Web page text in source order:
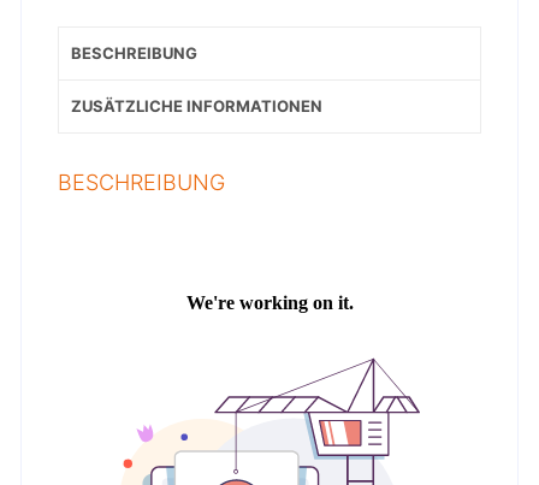
BESCHREIBUNG
ZUSÄTZLICHE INFORMATIONEN
BESCHREIBUNG